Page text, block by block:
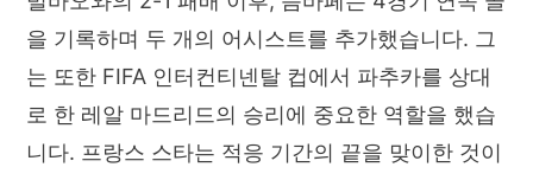
을 기록하며 두 개의 어시스트를 추가했습니다. 그
는 또한 FIFA 인터컨티넨탈 컵에서 파추카를 상대
로 한 레알 마드리드의 승리에 중요한 역할을 했습
니다. 프랑스 스타는 적응 기간의 끝을 맞이한 것이